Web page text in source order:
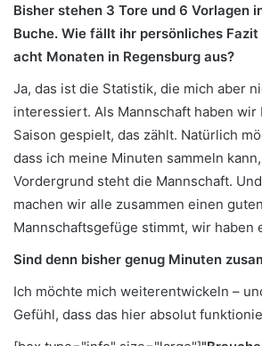
Bisher stehen 3 Tore und 6 Vorlagen
Buche. Wie fällt ihr persönliches
acht Monaten in Regensburg aus?
Ja, das ist die Statistik, die mich aber
interessiert. Als Mannschaft haben wir
Saison gespielt, das zählt. Natürlich
dass ich meine Minuten sammeln
Vordergrund steht die Mannschaft.
machen wir alle zusammen einen
Mannschaftsgefüge stimmt, wir haben
Sind denn bisher genug Minuten
Ich möchte mich weiterentwickeln –
Gefühl, dass das hier absolut